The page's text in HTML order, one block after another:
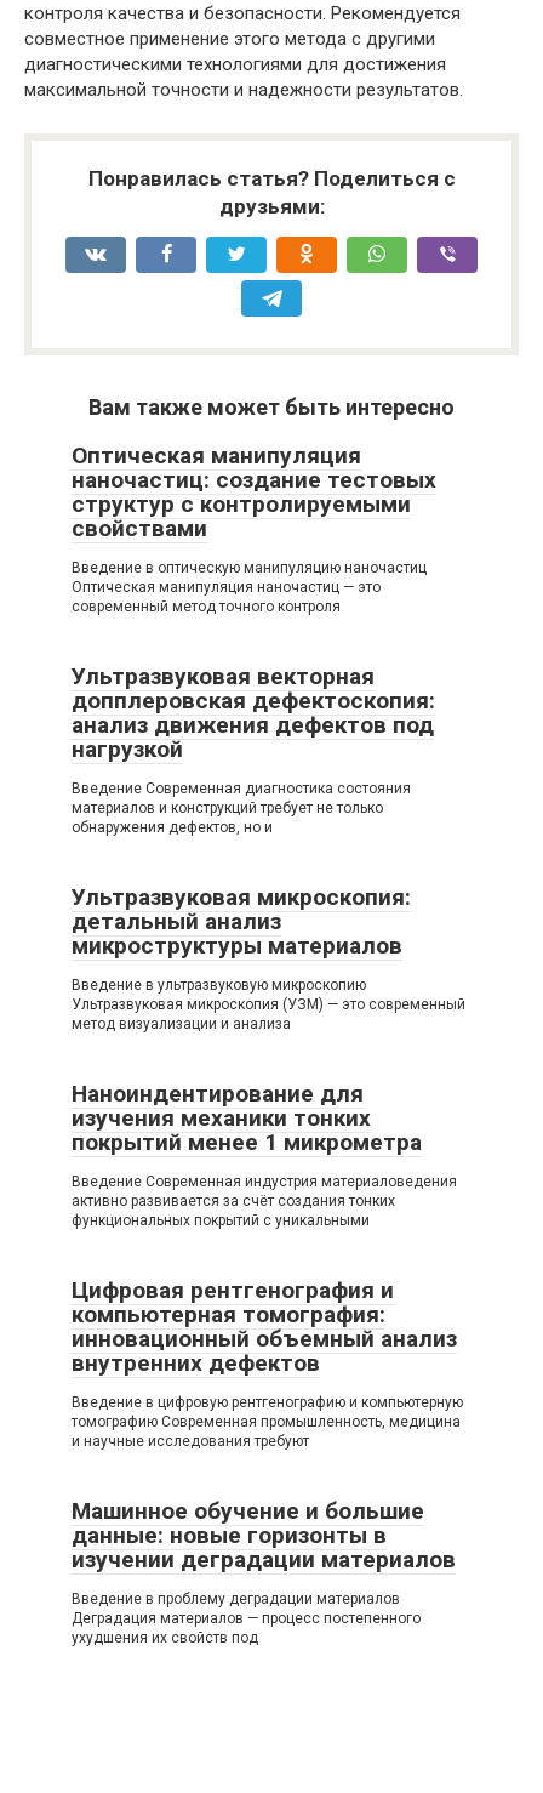
контроля качества и безопасности. Рекомендуется
совместное применение этого метода с другими
диагностическими технологиями для достижения
максимальной точности и надежности результатов.
Понравилась статья? Поделиться с
друзьями:
Вам также может быть интересно
Оптическая манипуляция
наночастиц: создание тестовых
структур с контролируемыми
свойствами
Введение в оптическую манипуляцию наночастиц
Оптическая манипуляция наночастиц — это
современный метод точного контроля
Ультразвуковая векторная
допплеровская дефектоскопия:
анализ движения дефектов под
нагрузкой
Введение Современная диагностика состояния
материалов и конструкций требует не только
обнаружения дефектов, но и
Ультразвуковая микроскопия:
детальный анализ
микроструктуры материалов
Введение в ультразвуковую микроскопию
Ультразвуковая микроскопия (УЗМ) — это современный
метод визуализации и анализа
Наноиндентирование для
изучения механики тонких
покрытий менее 1 микрометра
Введение Современная индустрия материаловедения
активно развивается за счёт создания тонких
функциональных покрытий с уникальными
Цифровая рентгенография и
компьютерная томография:
инновационный объемный анализ
внутренних дефектов
Введение в цифровую рентгенографию и компьютерную
томографию Современная промышленность, медицина
и научные исследования требуют
Машинное обучение и большие
данные: новые горизонты в
изучении деградации материалов
Введение в проблему деградации материалов
Деградация материалов — процесс постепенного
ухудшения их свойств под